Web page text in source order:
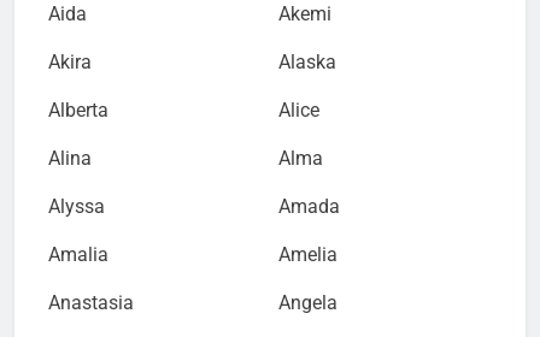
Aida Akemi
Akira Alaska
Alberta Alice
Alina Alma
Alyssa Amada
Amalia Amelia
Anastasia Angela